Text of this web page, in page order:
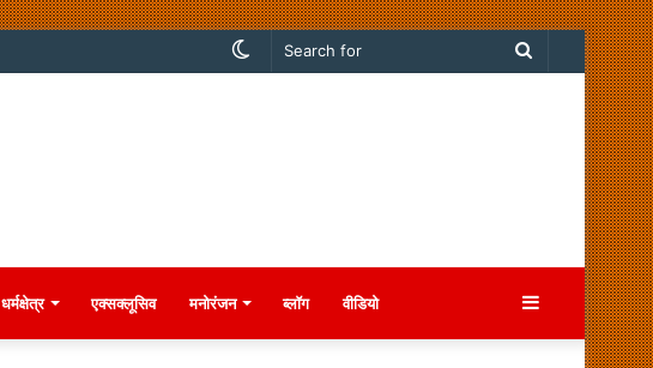
Search
Switch
धर्मक्षेत्र एक्सक्लूसिव मनोरंजन ब्लॉग वीडियो Sidebar